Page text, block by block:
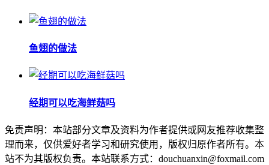
鱼翅的做法
经期可以吃海鲜菇吗
免责声明：本站部分文章及资料为作者提供或网友推荐收集整
理而来，仅供爱好者学习和研究使用，版权归原作者所有。本
站不为其版权负责。本站联系方式：douchuanxin@foxmail.com